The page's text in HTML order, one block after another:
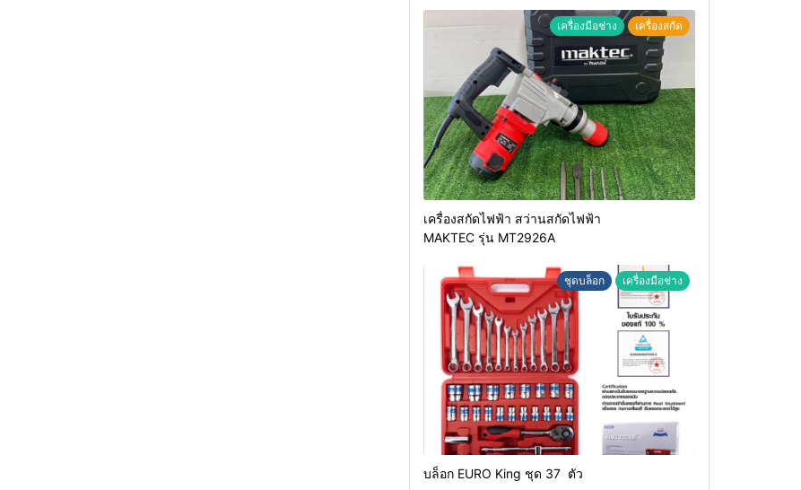
เครื่องมือช่าง เครื่องสกัด
เครื่องสกัดไฟฟ้า สว่านสกัดไฟฟ้า
MAKTEC รุ่น MT2926A
ชุดบล็อก เครื่องมือช่าง
บล็อก EURO King ชุด 37 ตัว